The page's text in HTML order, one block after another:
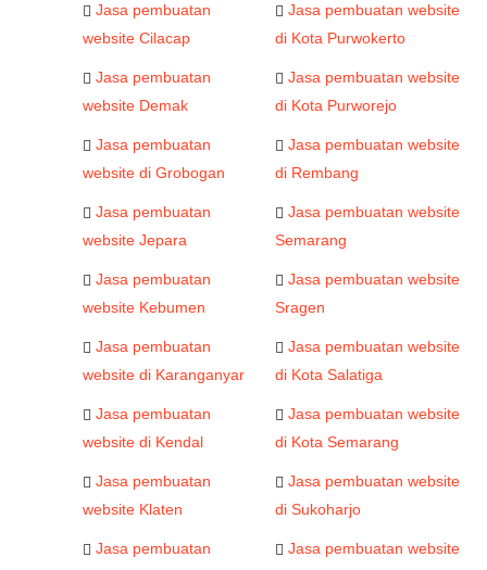
Jasa pembuatan
website Cilacap
Jasa pembuatan website
di Kota Purwokerto
Jasa pembuatan
website Demak
Jasa pembuatan website
di Kota Purworejo
Jasa pembuatan
website di Grobogan
Jasa pembuatan website
di Rembang
Jasa pembuatan
website Jepara
Jasa pembuatan website
Semarang
Jasa pembuatan
website Kebumen
Jasa pembuatan website
Sragen
Jasa pembuatan
website di Karanganyar
Jasa pembuatan website
di Kota Salatiga
Jasa pembuatan
website di Kendal
Jasa pembuatan website
di Kota Semarang
Jasa pembuatan
website Klaten
Jasa pembuatan website
di Sukoharjo
Jasa pembuatan
Jasa pembuatan website